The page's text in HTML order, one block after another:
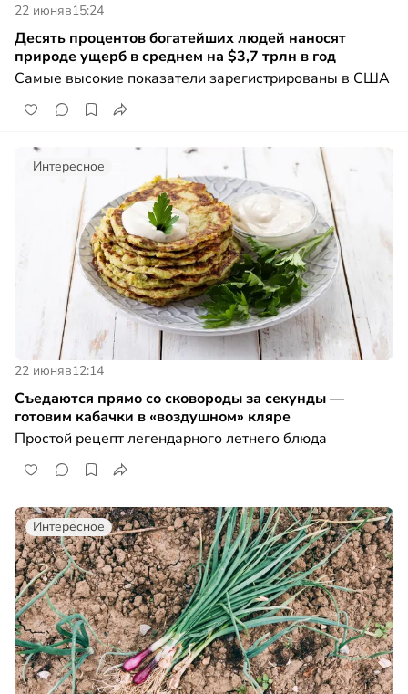
22 июняв15:24
Десять процентов богатейших людей наносят
природе ущерб в среднем на $3,7 трлн в год
Самые высокие показатели зарегистрированы в США
Интересное
22 июняв12:14
Съедаются прямо со сковороды за секунды —
готовим кабачки в «воздушном» кляре
Простой рецепт легендарного летнего блюда
Интересное